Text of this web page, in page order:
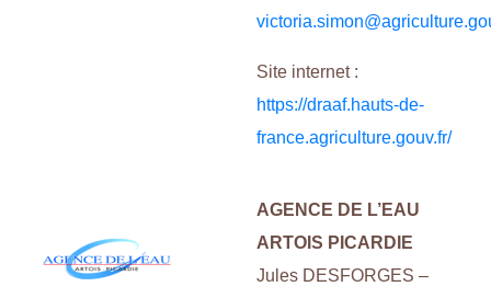
Site internet :
https://draaf.hauts-de-
france.agriculture.gouv.fr/
AGENCE DE L’EAU
ARTOIS PICARDIE
Jules DESFORGES –